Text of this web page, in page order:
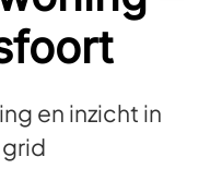
en inzicht in